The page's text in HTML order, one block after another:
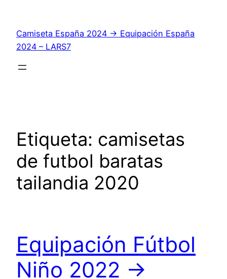
contenido
Camiseta España 2024 → Equipación España
2024 – LARS7
Etiqueta: camisetas
de futbol baratas
tailandia 2020
Equipación Fútbol
Niño 2022 →